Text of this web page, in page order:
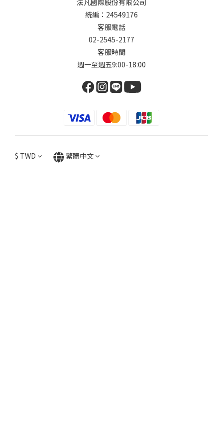
法凡國際股份有限公司
統編：24549176
客服電話
02-2545-2177
客服時間
週一至週五9:00-18:00
$ TWD 繁體中文